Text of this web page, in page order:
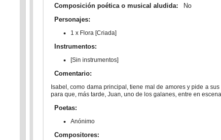
Composición poética o musical aludida:
No
Personajes:
1 x Flora [Criada]
Instrumentos:
[Sin instrumentos]
Comentario:
Isabel, como dama principal, tiene mal de amores y pide a
para que, más tarde, Juan, uno de los galanes, entre en
Poetas:
Anónimo
Compositores: